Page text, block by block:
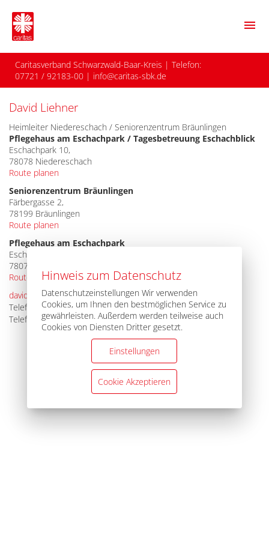
menu
Caritasverband Schwarzwald-Baar-Kreis | Telefon:
07721 / 92183-00 | info@caritas-sbk.de
David Liehner
Heimleiter Niedereschach / Seniorenzentrum Bräunlingen
Pflegehaus am Eschachpark / Tagesbetreuung Eschachblick
Eschachpark 10,
78078 Niedereschach
Route planen
Seniorenzentrum Bräunlingen
Färbergasse 2,
78199 Bräunlingen
Route planen
Pflegehaus am Eschachpark
Eschachpark 3,
78078 Niedereschach
Route planen
david.liehner@caritas-sbk.de
Telefon:
07728 / 646898-10
Telefon: 0771 / 8987760
Hinweis zum Datenschutz
Datenschutzeinstellungen Wir verwenden
Cookies, um Ihnen den bestmöglichen Service zu
gewährleisten. Außerdem werden teilweise auch
Cookies von Diensten Dritter gesetzt.
Einstellungen
Cookie Akzeptieren